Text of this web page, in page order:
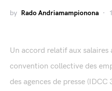
by Rado Andriamampionona
Un accord relatif aux salaires
convention collective des
des agences de presse